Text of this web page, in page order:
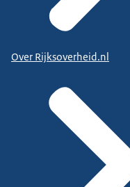
Over Rijksoverheid.nl